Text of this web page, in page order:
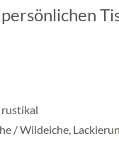
rustikal
/ Wildeiche,